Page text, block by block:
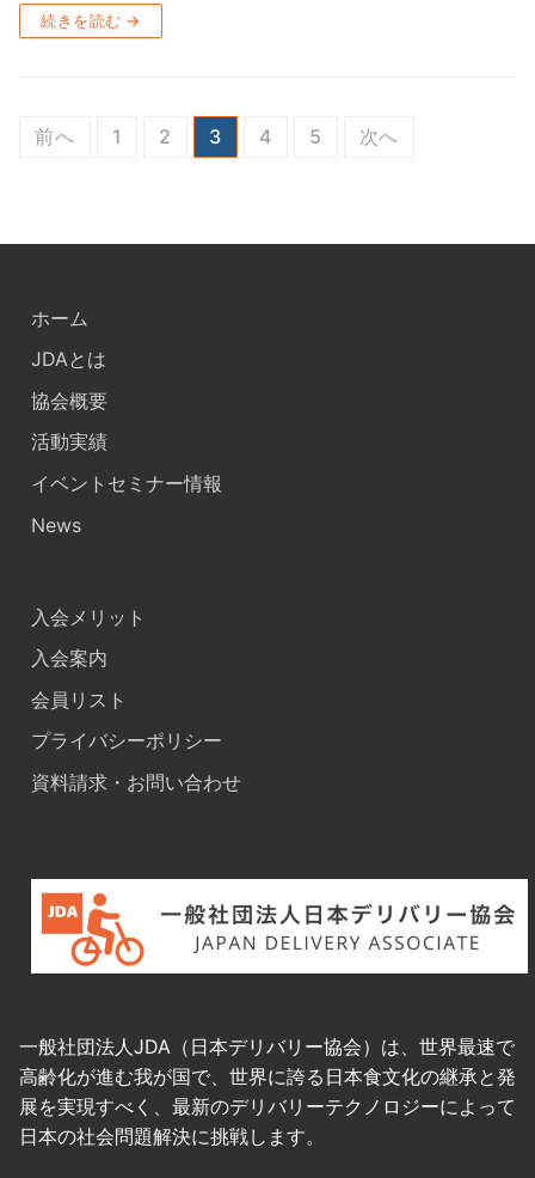
続きを読む →
投
ペ
ジ
送
り
前へ 1 2 3 4 5 次へ
ホーム
JDAとは
協会概要
活動実績
イベントセミナー情報
News
入会メリット
入会案内
会員リスト
プライバシーポリシー
資料請求・お問い合わせ
一般社団法人JDA（日本デリバリー協会）は、世界最速で
高齢化が進む我が国で、世界に誇る日本食文化の継承と発
展を実現すべく、最新のデリバリーテクノロジーによって
日本の社会問題解決に挑戦します。